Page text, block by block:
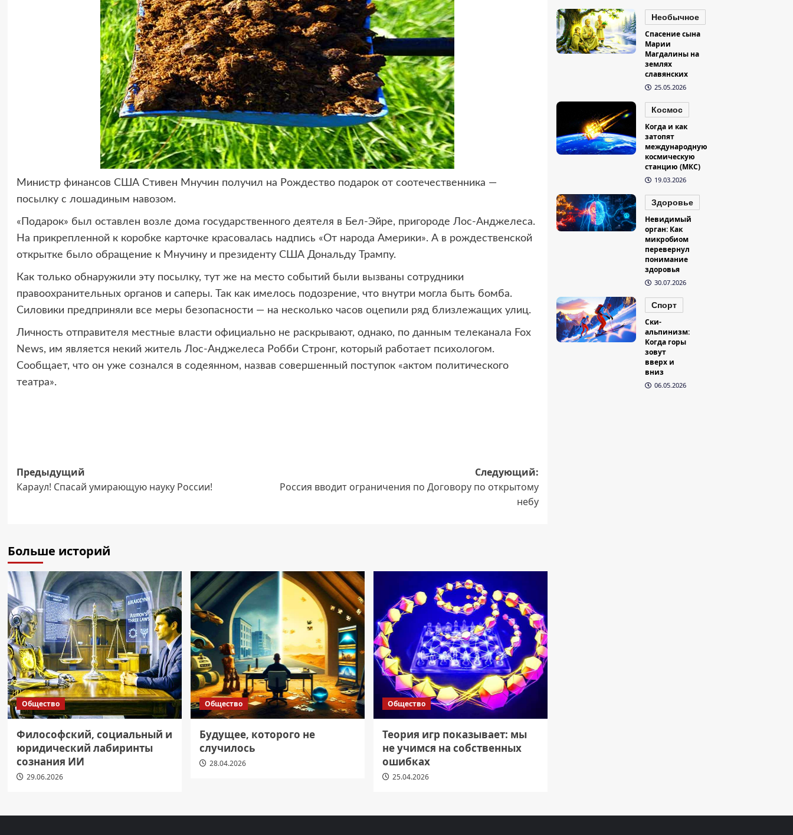
Министр финансов США Стивен Мнучин получил на Рождество подарок от соотечественника —
посылку с лошадиным навозом.
«Подарок» был оставлен возле дома государственного деятеля в Бел-Эйре, пригороде Лос-Анджелеса.
На прикрепленной к коробке карточке красовалась надпись «От народа Америки». А в рождественской
открытке было обращение к Мнучину и президенту США Дональду Трампу.
Как только обнаружили эту посылку, тут же на место событий были вызваны сотрудники
правоохранительных органов и саперы. Так как имелось подозрение, что внутри могла быть бомба.
Силовики предприняли все меры безопасности — на несколько часов оцепили ряд близлежащих улиц.
Личность отправителя местные власти официально не раскрывают, однако, по данным телеканала Fox
News, им является некий житель Лос-Анджелеса Робби Стронг, который работает психологом.
Сообщает, что он уже сознался в содеянном, назвав совершенный поступок «актом политического
театра».
Навигация
записи
Предыдущий
Караул! Спасай умирающую науку России!
Следующий:
Россия вводит ограничения по Договору по открытому
небу
Больше историй
Общество
Философский, социальный и
юридический лабиринты
сознания ИИ
29.06.2026
Общество
Будущее, которого не
случилось
28.04.2026
Общество
Теория игр показывает: мы
не учимся на собственных
ошибках
25.04.2026
Необычное
Спасение сына
Марии
Магдалины на
землях
славянских
25.05.2026
Космос
Когда и как
затопят
международную
космическую
станцию (МКС)
19.03.2026
Здоровье
Невидимый
орган: Как
микробиом
перевернул
понимание
здоровья
30.07.2026
Спорт
Ски-
альпинизм:
Когда горы
зовут
вверх и
вниз
06.05.2026